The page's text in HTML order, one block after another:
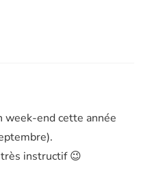
week-end cette année
instructif 😉